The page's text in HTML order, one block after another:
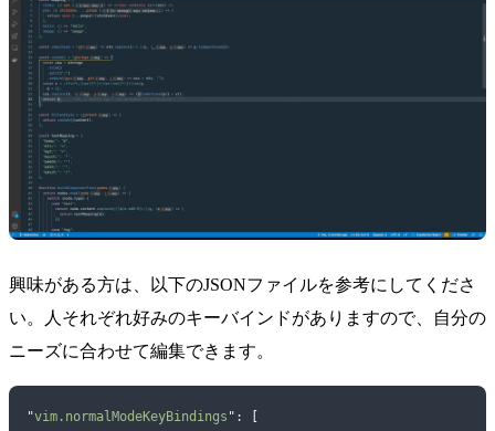
興味がある方は、以下のJSONファイルを参考にしてくださ
い。人それぞれ好みのキーバインドがありますので、自分の
ニーズに合わせて編集できます。
"vim.normalModeKeyBindings " :